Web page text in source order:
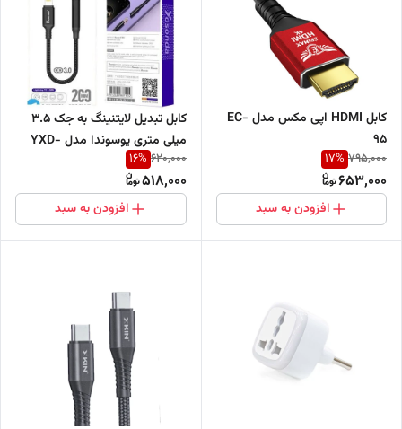
کابل HDMI اپی مکس مدل EC-
95
795,000
17%
653,000
افزودن به سبد
کابل تبدیل لایتنینگ به جک 3.5
میلی متری یوسوندا مدل YXD-
M25
620,000
16%
518,000
افزودن به سبد